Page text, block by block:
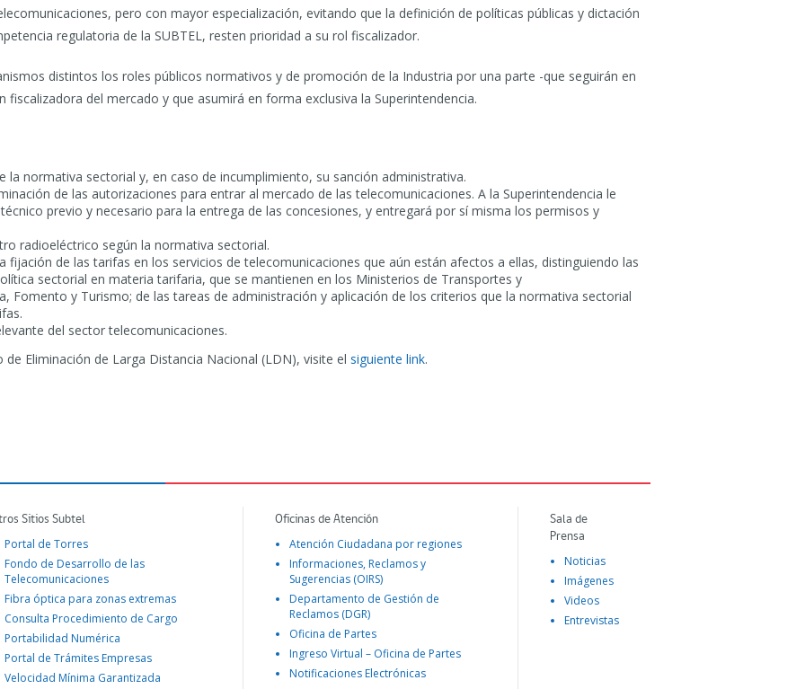
pero con mayor especialización, evitando que la definición de políticas públicas y dictación
regulatoria de la SUBTEL, resten prioridad a su rol fiscalizador.
distintos los roles públicos normativos y de promoción de la Industria por una parte -que seguirán en
fiscalizadora del mercado y que asumirá en forma exclusiva la Superintendencia.
la normativa sectorial y, en caso de incumplimiento, su sanción administrativa.
de las autorizaciones para entrar al mercado de las telecomunicaciones. A la Superintendencia le
previo y necesario para la entrega de las concesiones, y entregará por sí misma los permisos y
radioeléctrico según la normativa sectorial.
fijación de las tarifas en los servicios de telecomunicaciones que aún están afectos a ellas, distinguiendo las
sectorial en materia tarifaria, que se mantienen en los Ministerios de Transportes y
Fomento y Turismo; de las tareas de administración y aplicación de los criterios que la normativa sectorial
del sector telecomunicaciones.
Eliminación de Larga Distancia Nacional (LDN), visite el siguiente link.
Sitios Subtel
Portal de Torres
Fondo de Desarrollo de las
Telecomunicaciones
Fibra óptica para zonas extremas
Consulta Procedimiento de Cargo
Portabilidad Numérica
Portal de Trámites Empresas
Velocidad Mínima Garantizada
Oficinas de Atención
Atención Ciudadana por regiones
Informaciones, Reclamos y
Sugerencias (OIRS)
Departamento de Gestión de
Reclamos (DGR)
Oficina de Partes
Ingreso Virtual – Oficina de Partes
Notificaciones Electrónicas
Sala de
Prensa
Noticias
Imágenes
Videos
Entrevistas